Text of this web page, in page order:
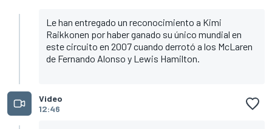
Le han entregado un reconocimiento a Kimi
Raikkonen por haber ganado su único mundial en
este circuito en 2007 cuando derrotó a los McLaren
de Fernando Alonso y Lewis Hamilton.
Video
12:46